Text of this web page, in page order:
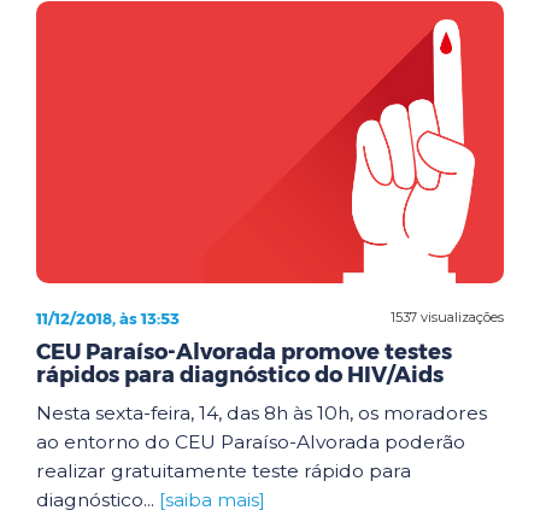
1537 visualizações
11/12/2018, às 13:53
CEU Paraíso-Alvorada promove testes
rápidos para diagnóstico do HIV/Aids
Nesta sexta-feira, 14, das 8h às 10h, os moradores
ao entorno do CEU Paraíso-Alvorada poderão
realizar gratuitamente teste rápido para
diagnóstico... [saiba mais]